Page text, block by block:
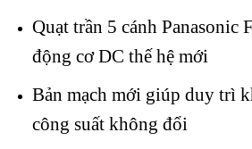
Quạt trần 5 cánh Panasonic
động cơ DC thế hệ mới
Bản mạch mới giúp duy trì
công suất không đổi